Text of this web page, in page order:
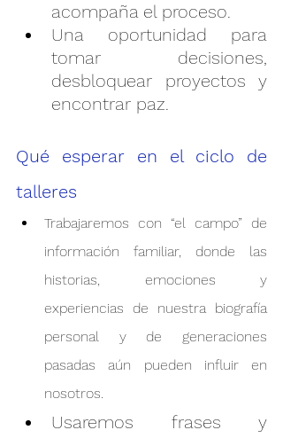
acompaña el proceso.
Una oportunidad para
tomar decisiones,
desbloquear proyectos y
encontrar paz.
Qué esperar en el ciclo de
talleres
Trabajaremos con “el campo” de
información familiar, donde las
historias, emociones y
experiencias de nuestra biografía
personal y de generaciones
pasadas aún pueden influir en
nosotros.
Usaremos frases y